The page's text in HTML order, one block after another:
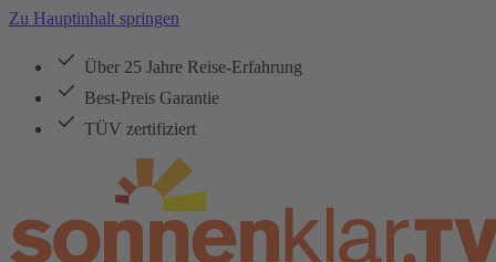
Zu Hauptinhalt springen
Über 25 Jahre Reise-Erfahrung
Best-Preis Garantie
TÜV zertifiziert